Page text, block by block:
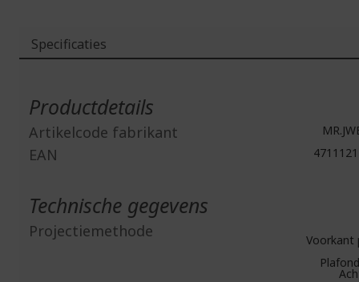
Specificaties
Productdetails
Artikelcode fabrikant
EAN
Technische gegevens
Projectiemethode
Voorkant